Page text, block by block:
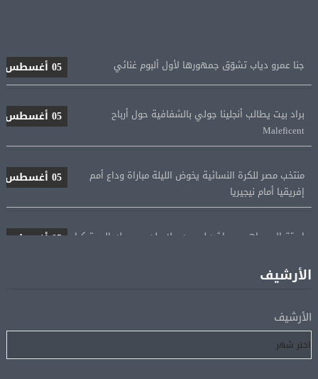
Maleficent
إفريقيا أمام نيجيريا
لإتمام انتقاله إلى طرابزون سبور
مباحثات لبنانية – أممية حول دعم لبنان وتطورات الأوضاع
فى المنطقة
الأرشيف
الأرشيف